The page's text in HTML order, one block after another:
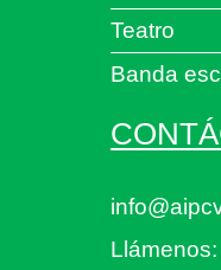
Teatro
Banda